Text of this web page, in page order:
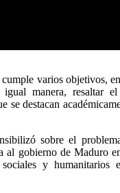
varios objetivos,
manera, resaltar
se destacan
sobre el
al gobierno de Maduro
y humanitarios